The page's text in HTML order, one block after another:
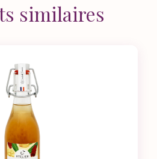
similaires